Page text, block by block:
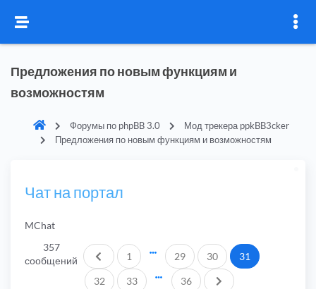
Предложения по новым функциям и
возможностям
Форумы по phpBB 3.0
Мод трекера ppkBB3cker
Предложения по новым функциям и возможностям
Чат на портал
MChat
357
сообщений
Пред.1 29 30 31
32 33 36 След.